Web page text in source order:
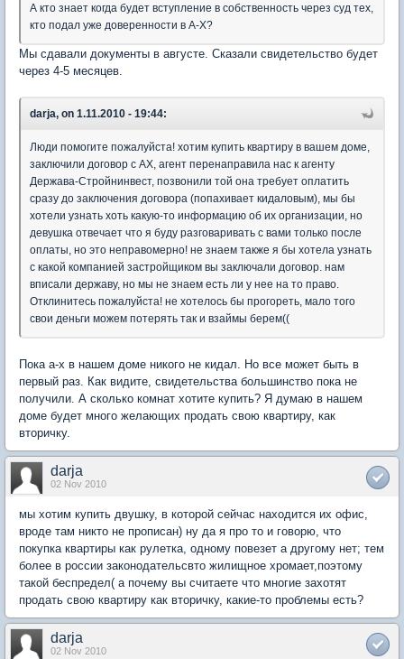
А кто знает когда будет вступление в собственность через суд тех,
кто подал уже доверенности в А-Х?
Мы сдавали документы в августе. Сказали свидетельство будет
через 4-5 месяцев.
darja, on 1.11.2010 - 19:44:
Люди помогите пожалуйста! хотим купить квартиру в вашем доме,
заключили договор с АХ, агент перенаправила нас к агенту
Держава-Стройнинвест, позвонили той она требует оплатить
сразу до заключения договора (попахивает кидаловым), мы бы
хотели узнать хоть какую-то информацию об их организации, но
девушка отвечает что я буду разговаривать с вами только после
оплаты, но это неправомерно! не знаем также я бы хотела узнать
с какой компанией застройщиком вы заключали договор. нам
вписали державу, но мы не знаем есть ли у нее на то право.
Отклинитесь пожалуйста! не хотелось бы прогореть, мало того
свои деньги можем потерять так и взаймы берем((
Пока а-х в нашем доме никого не кидал. Но все может быть в
первый раз. Как видите, свидетельства большинство пока не
получили. А сколько комнат хотите купить? Я думаю в нашем
доме будет много желающих продать свою квартиру, как
вторичку.
darja
02 Nov 2010
мы хотим купить двушку, в которой сейчас находится их офис,
вроде там никто не прописан) ну да я про то и говорю, что
покупка квартиры как рулетка, одному повезет а другому нет; тем
более в россии законодательсвто жилищное хромает,поэтому
такой беспредел( а почему вы считаете что многие захотят
продать свою квартиру как вторичку, какие-то проблемы есть?
darja
02 Nov 2010